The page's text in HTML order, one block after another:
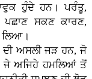
ਹੁੰਦੇ ਹਨ। ਪਰੰਤੂ,
ਪਛਾਣ ਸਕਣ ਕਾਰਣ,
ਲਿਆ।
ਅਸਲੀ ਜੜ ਹਨ, ਜੋ
ਜੇ ਅਜਿਹੇ ਹਮਲਿਆਂ ਤੋਂ